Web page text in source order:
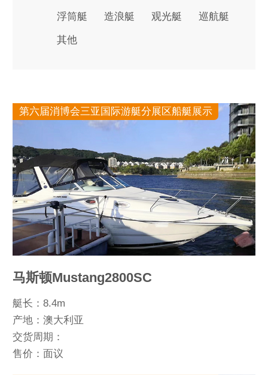
浮筒艇 造浪艇 观光艇 巡航艇
其他
第六届消博会三亚国际游艇分展区船艇展示
马斯顿Mustang2800SC
艇长：8.4m
产地：澳大利亚
交货周期：
售价：面议